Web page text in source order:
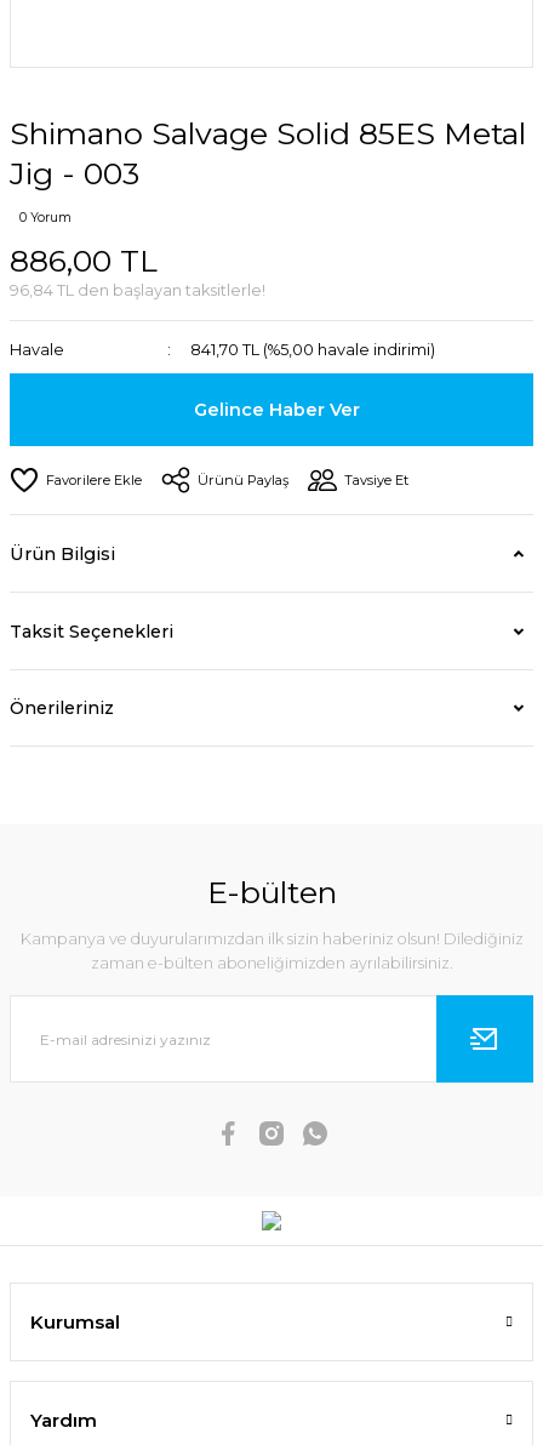
Shimano Salvage Solid 85ES Metal
Jig - 003
0 Yorum
886,00 TL
96,84 TL den başlayan taksitlerle!
Havale 841,70 TL (%5,00 havale indirimi)
Gelince Haber Ver
Ürünü Paylaş Tavsiye Et
Ürün Bilgisi
Taksit Seçenekleri
Önerileriniz
E-bülten
Kampanya ve duyurularımızdan ilk sizin haberiniz olsun! Dilediğiniz
zaman e-bülten aboneliğimizden ayrılabilirsiniz.
Kurumsal
Yardım